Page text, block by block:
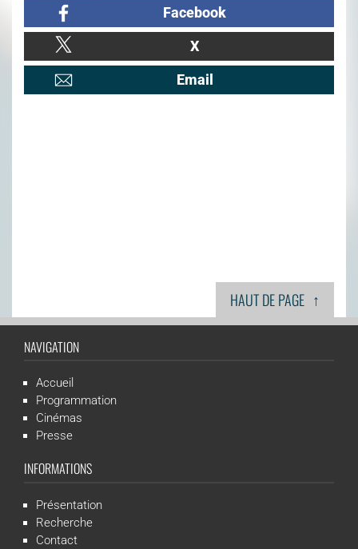
Facebook
X
Email
HAUT DE PAGE ↑
NAVIGATION
Accueil
Programmation
Cinémas
Presse
INFORMATIONS
Présentation
Recherche
Contact